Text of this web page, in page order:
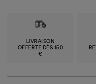
LIVRAISON
OFFERTE DÈS 150
€